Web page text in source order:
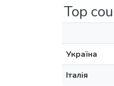
Top
Україна
Італія